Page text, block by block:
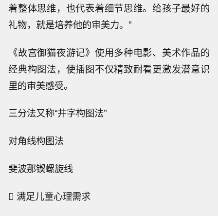
着整体思维，也代表着细节思维。给孩子最好的
礼物，就是培养他的审美力。”
《故宫御猫夜游记》使用多种电影、美术作品的
经典构图法，使插图不仅精致耐看更激发潜意识
里的审美感受。
三分法又称“井字构图法”
对角线构图法
斐波那锲螺旋线
 满足儿童心理需求